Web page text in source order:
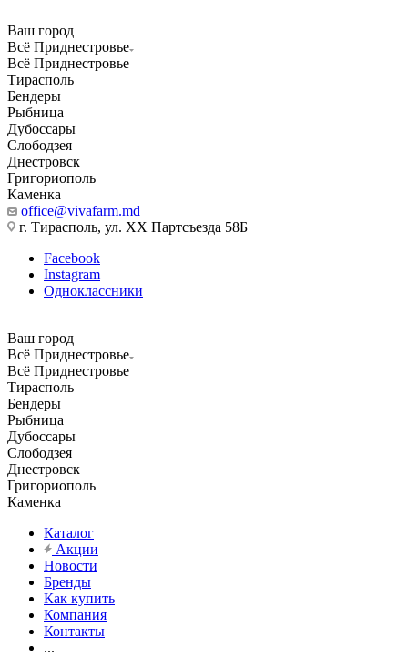
Ваш город
Всё Приднестровье
Всё Приднестровье
Тирасполь
Бендеры
Рыбница
Дубоссары
Слободзея
Днестровск
Григориополь
Каменка
office@vivafarm.md
г. Тирасполь, ул. ХХ Партсъезда 58Б
Facebook
Instagram
Одноклассники
Ваш город
Всё Приднестровье
Всё Приднестровье
Тирасполь
Бендеры
Рыбница
Дубоссары
Слободзея
Днестровск
Григориополь
Каменка
Каталог
Акции
Новости
Бренды
Как купить
Компания
Контакты
...